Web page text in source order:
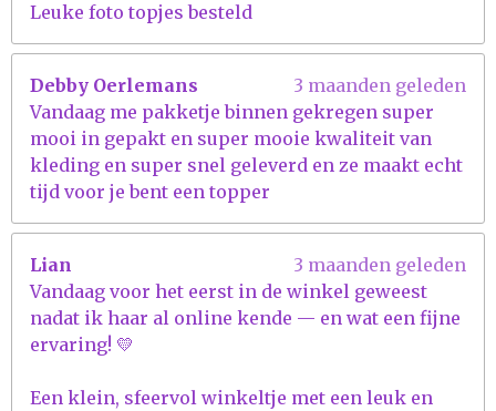
Leuke foto topjes besteld
Debby Oerlemans
3 maanden geleden
Vandaag me pakketje binnen gekregen super
mooi in gepakt en super mooie kwaliteit van
kleding en super snel geleverd en ze maakt echt
tijd voor je bent een topper
Lian
3 maanden geleden
Vandaag voor het eerst in de winkel geweest
nadat ik haar al online kende — en wat een fijne
ervaring! 💛
Een klein, sfeervol winkeltje met een leuk en